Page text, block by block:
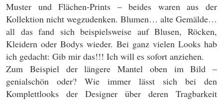
Muster und Flächen-Prints – beides waren aus der
Kollektion nicht wegzudenken. Blumen… alte Gemälde…
all das fand sich beispielsweise auf Blusen, Röcken,
Kleidern oder Bodys wieder. Bei ganz vielen Looks hab
ich gedacht: Gib mir das!!! Ich will es sofort anziehen.
Zum Beispiel der längere Mantel oben im Bild –
genialschön oder? Wie immer lässt sich bei den
Komplettlooks der Designer über deren Tragbarkeit